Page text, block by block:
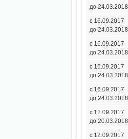
до 24.03.2018
с 16.09.2017
до 24.03.2018
с 16.09.2017
до 24.03.2018
с 16.09.2017
до 24.03.2018
с 16.09.2017
до 24.03.2018
с 12.09.2017
до 20.03.2018
с 12.09.2017